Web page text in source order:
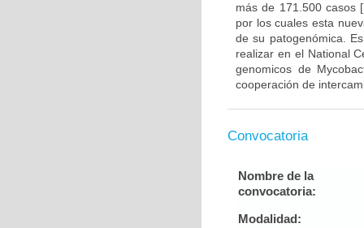
más de 171.500 casos
por los cuales esta
de su patogenómica.
realizar en el National
genomicos de
cooperación de
Convocatoria
Nombre de la
convocatoria:
Modalidad: